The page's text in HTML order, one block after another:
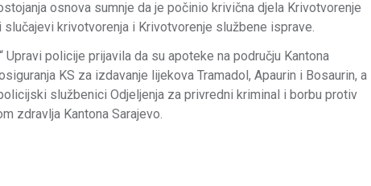
osnova sumnje da je počinio krivična djela Krivotvorenje
krivotvorenja i Krivotvorenje službene isprave.
policije prijavila da su apoteke na području Kantona
KS za izdavanje lijekova Tramadol, Apaurin i Bosaurin, a
službenici Odjeljenja za privredni kriminal i borbu protiv
zdravlja Kantona Sarajevo.